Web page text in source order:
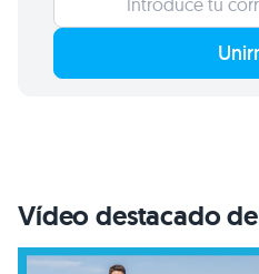
Vídeo destacado